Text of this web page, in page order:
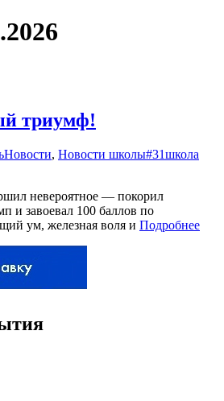
триумф!
Новости, Новости школы#31школа
невероятное — покорил
и завоевал 100 баллов по
ум, железная воля и Подробнее